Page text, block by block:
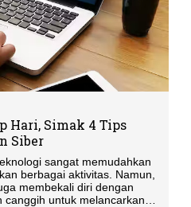
Hari, Simak 4 Tips
Siber
sangat memudahkan
berbagai aktivitas. Namun,
membekali diri dengan
canggih untuk melancarkan